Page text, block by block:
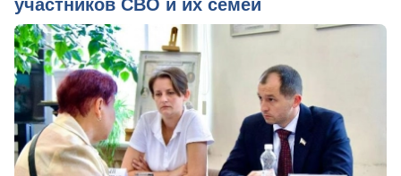
участников СВО и их семей